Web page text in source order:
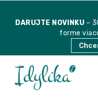
DARUJTE NOVINKU –
forme